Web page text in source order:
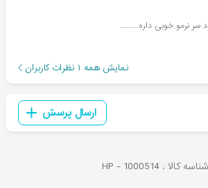
سر نرمو خوبی داره.........
نمایش همه ۱ نظرات کاربران
ارسال پرسش
شناسه کالا : HP - 1000514